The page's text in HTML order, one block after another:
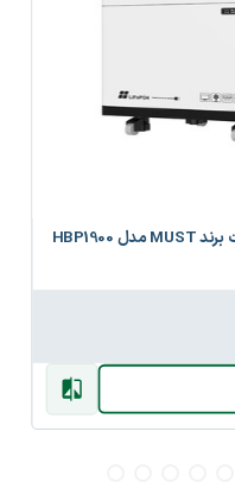
سیستم خورشیدی یکپارچه 3/5 کیلووات برند MUST مدل HBP1900